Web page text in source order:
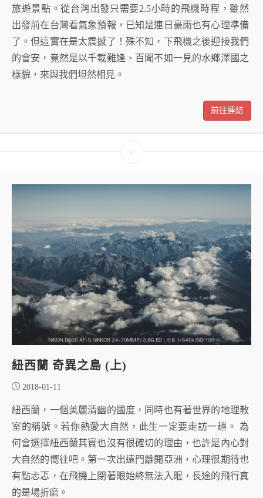
旅遊景點。從台灣出發只需要2.5小時的飛機時程，雖然
出發前在台灣看氣象預報，已知是連日豪雨也有心理準備
了。但這實在是太震撼了！殊不知，下飛機之後迎接我們
的會安，竟然是以千載難逢、百聞不如一見的水鄉澤國之
樣貌，來與我們坦然相見。
前往連結
紐西蘭 奇異之島 (上)
2018-01-11
紐西蘭，一個美麗清幽的國度，同時也有著世界的地理教
室的稱號。若你熱愛大自然，此生一定要走訪一趟。 為
何會選擇紐西蘭其實也沒有很確切的理由，也許是內心對
大自然的嚮往吧。第一次出遠門離開亞洲，心理很期待也
有點忐忑，在飛機上閉著眼始終無法入眠，長途的飛行真
的是場折磨。